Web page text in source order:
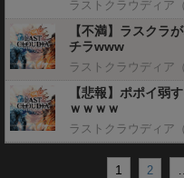
【不満】ラスクラ
チラwww
【悲報】ポポイ弱
ｗｗｗｗ
1 2